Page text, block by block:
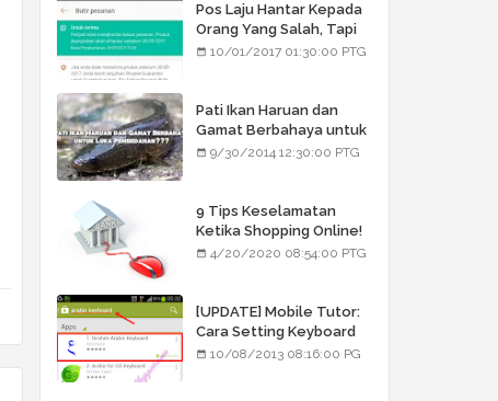
Pos Laju Hantar Kepada
Orang Yang Salah, Tapi
Orang Tu Pula Terima
10/01/2017 01:30:00 PTG
Pati Ikan Haruan dan
Gamat Berbahaya untuk
Luka Pembedahan???
9/30/2014 12:30:00 PTG
9 Tips Keselamatan
Ketika Shopping Online!
4/20/2020 08:54:00 PTG
[UPDATE] Mobile Tutor:
Cara Setting Keyboard
Arab/Jawi
10/08/2013 08:16:00 PG